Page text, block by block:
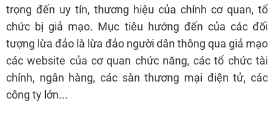
trọng đến uy tín, thương hiệu của chính cơ quan, tổ
chức bị giả mạo. Mục tiêu hướng đến của các đối
tượng lừa đảo là lừa đảo người dân thông qua giả mạo
các website của cơ quan chức năng, các tổ chức tài
chính, ngân hàng, các sàn thương mại điện tử, các
công ty lớn...